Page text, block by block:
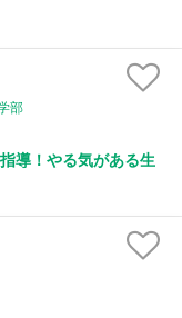
部
導！やる気がある生